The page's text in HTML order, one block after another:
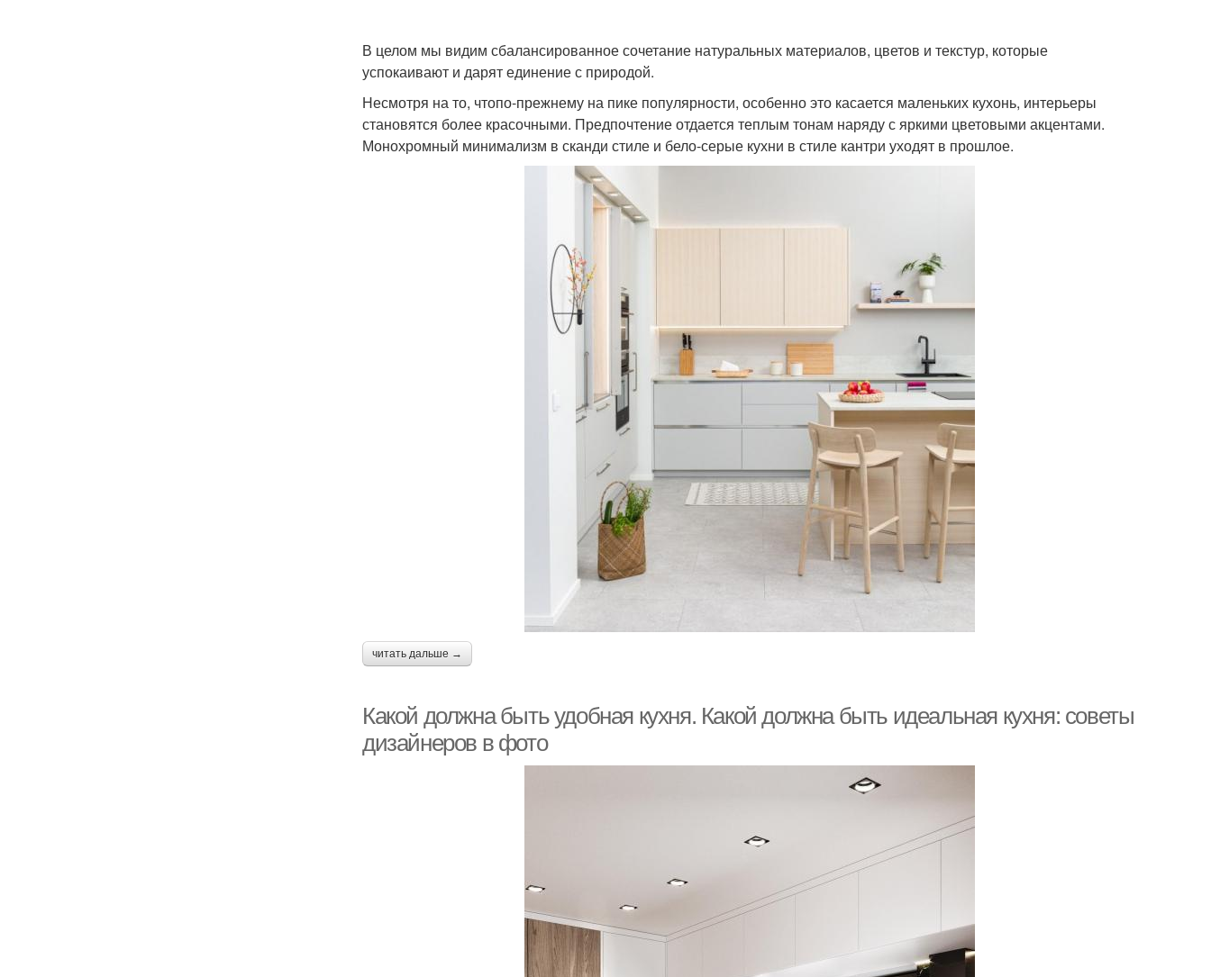
В целом мы видим сбалансированное сочетание натуральных материалов, цветов и текстур, которые
успокаивают и дарят единение с природой.
Несмотря на то, чтопо-прежнему на пике популярности, особенно это касается маленьких кухонь, интерьеры
становятся более красочными. Предпочтение отдается теплым тонам наряду с яркими цветовыми акцентами.
Монохромный минимализм в сканди стиле и бело-серые кухни в стиле кантри уходят в прошлое.
читать дальше →
Какой должна быть удобная кухня. Какой должна быть идеальная кухня: советы
дизайнеров в фото